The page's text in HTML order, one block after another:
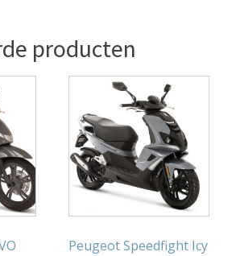
producten
Peugeot Speedfight Icy